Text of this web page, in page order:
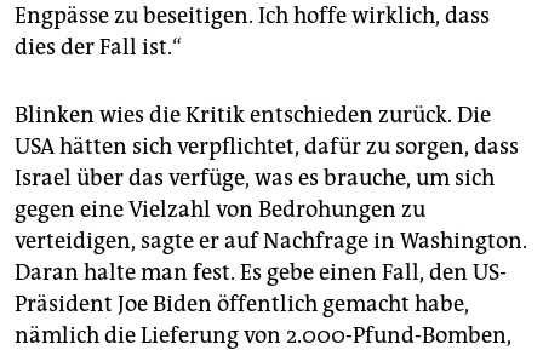
Engpässe zu beseitigen. Ich hoffe wirklich, dass
dies der Fall ist.“
Blinken wies die Kritik entschieden zurück. Die
USA hätten sich verpflichtet, dafür zu sorgen, dass
Israel über das verfüge, was es brauche, um sich
gegen eine Vielzahl von Bedrohungen zu
verteidigen, sagte er auf Nachfrage in Washington.
Daran halte man fest. Es gebe einen Fall, den US-
Präsident Joe Biden öffentlich gemacht habe,
nämlich die Lieferung von 2.000-Pfund-Bomben,